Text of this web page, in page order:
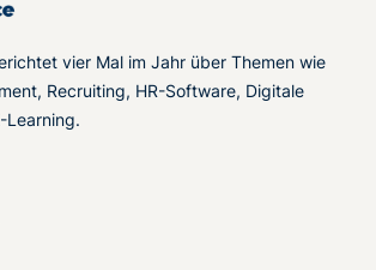
vier Mal im Jahr über Themen wie
Recruiting, HR-Software, Digitale
Learning.